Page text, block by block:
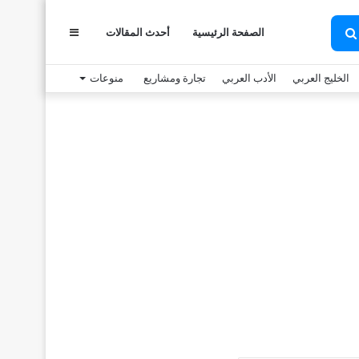
بحث
عن
الصفحة الرئيسية أحدث المقالات
الخليج العربي الأدب العربي تجارة ومشاريع منوعات